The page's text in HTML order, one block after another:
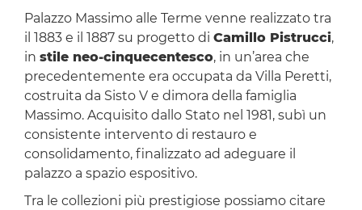
Palazzo Massimo alle Terme venne realizzato tra
il 1883 e il 1887 su progetto di Camillo Pistrucci,
in stile neo-cinquecentesco, in un’area che
precedentemente era occupata da Villa Peretti,
costruita da Sisto V e dimora della famiglia
Massimo. Acquisito dallo Stato nel 1981, subì un
consistente intervento di restauro e
consolidamento, finalizzato ad adeguare il
palazzo a spazio espositivo.
Tra le collezioni più prestigiose possiamo citare